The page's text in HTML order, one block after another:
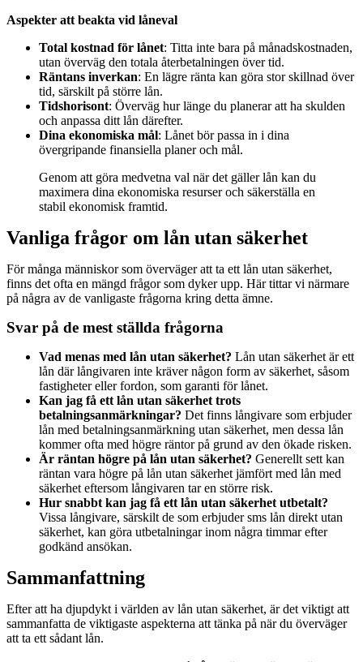
Aspekter att beakta vid låneval
Total kostnad för lånet: Titta inte bara på månadskostnaden,
utan överväg den totala återbetalningen över tid.
Räntans inverkan: En lägre ränta kan göra stor skillnad över
tid, särskilt på större lån.
Tidshorisont: Överväg hur länge du planerar att ha skulden
och anpassa ditt lån därefter.
Dina ekonomiska mål: Lånet bör passa in i dina
övergripande finansiella planer och mål.
Genom att göra medvetna val när det gäller lån kan du
maximera dina ekonomiska resurser och säkerställa en
stabil ekonomisk framtid.
Vanliga frågor om lån utan säkerhet
För många människor som överväger att ta ett lån utan säkerhet,
finns det ofta en mängd frågor som dyker upp. Här tittar vi närmare
på några av de vanligaste frågorna kring detta ämne.
Svar på de mest ställda frågorna
Vad menas med lån utan säkerhet? Lån utan säkerhet är ett
lån där långivaren inte kräver någon form av säkerhet, såsom
fastigheter eller fordon, som garanti för lånet.
Kan jag få ett lån utan säkerhet trots
betalningsanmärkningar? Det finns långivare som erbjuder
lån med betalningsanmärkning utan säkerhet, men dessa lån
kommer ofta med högre räntor på grund av den ökade risken.
Är räntan högre på lån utan säkerhet? Generellt sett kan
räntan vara högre på lån utan säkerhet jämfört med lån med
säkerhet eftersom långivaren tar en större risk.
Hur snabbt kan jag få ett lån utan säkerhet utbetalt?
Vissa långivare, särskilt de som erbjuder sms lån direkt utan
säkerhet, kan göra utbetalningar inom några timmar efter
godkänd ansökan.
Sammanfattning
Efter att ha djupdykt i världen av lån utan säkerhet, är det viktigt att
sammanfatta de viktigaste aspekterna att tänka på när du överväger
att ta ett sådant lån.